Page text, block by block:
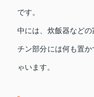
です。
中には、炊飯器など
チン部分には何も置
ゃいます。